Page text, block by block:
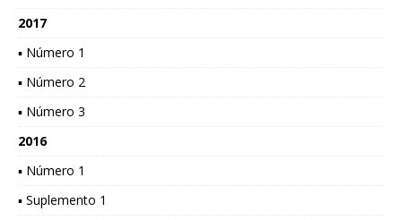
2017
▪ Número 1
▪ Número 2
▪ Número 3
2016
▪ Número 1
▪ Suplemento 1